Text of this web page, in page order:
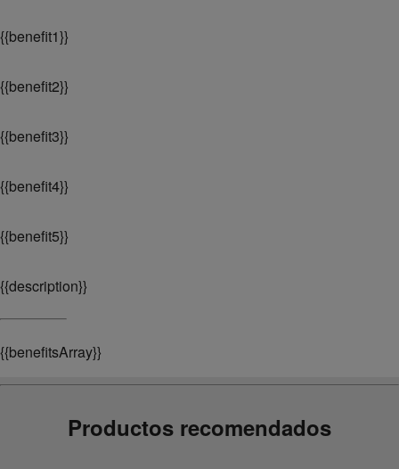
{{benefit1}}
{{benefit2}}
{{benefit3}}
{{benefit4}}
{{benefit5}}
{{description}}
{{benefitsArray}}
Productos recomendados